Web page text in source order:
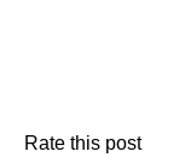
Rate this post